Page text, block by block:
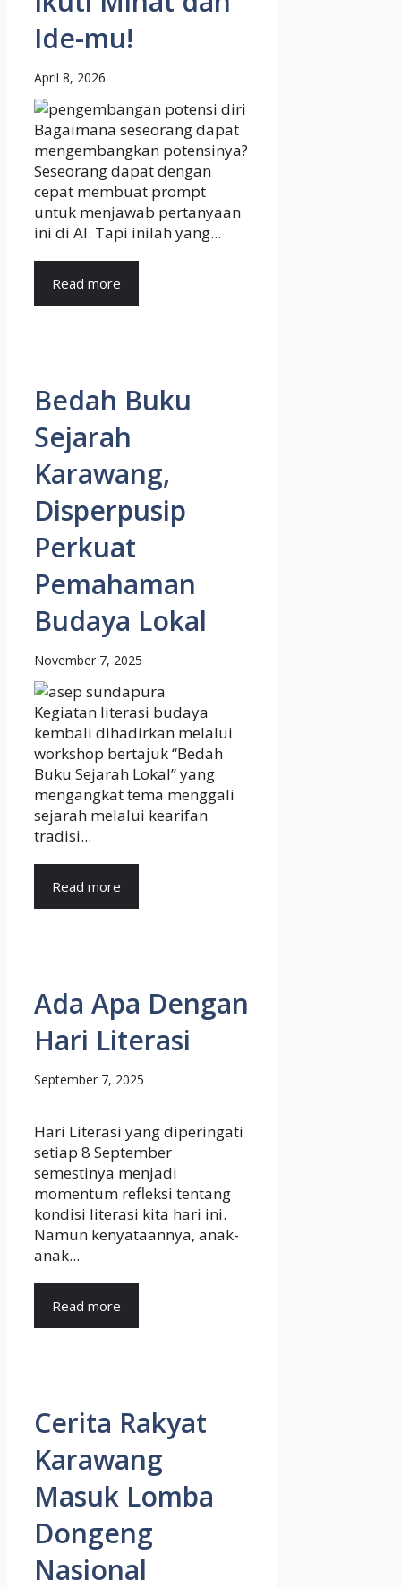
Ide-mu!
April 8, 2026
Bagaimana seseorang dapat
mengembangkan potensinya?
Seseorang dapat dengan
cepat membuat prompt
untuk menjawab pertanyaan
ini di AI. Tapi inilah yang...
Read more
Bedah Buku
Sejarah
Karawang,
Disperpusip
Perkuat
Pemahaman
Budaya Lokal
November 7, 2025
Kegiatan literasi budaya
kembali dihadirkan melalui
workshop bertajuk “Bedah
Buku Sejarah Lokal” yang
mengangkat tema menggali
sejarah melalui kearifan
tradisi...
Read more
Ada Apa Dengan
Hari Literasi
September 7, 2025
Hari Literasi yang diperingati
setiap 8 September
semestinya menjadi
momentum refleksi tentang
kondisi literasi kita hari ini.
Namun kenyataannya, anak-
anak...
Read more
Cerita Rakyat
Karawang
Masuk Lomba
Dongeng
Nasional